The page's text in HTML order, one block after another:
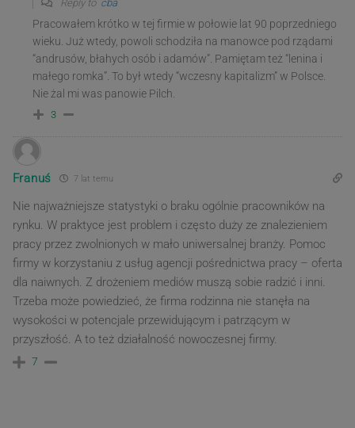
Reply to cba
Pracowałem krótko w tej firmie w połowie lat 90 poprzedniego
wieku. Już wtedy, powoli schodziła na manowce pod rządami
“andrusów, błahych osób i adamów”. Pamiętam też “lenina i
małego romka”. To był wtedy “wczesny kapitalizm” w Polsce.
Nie żal mi was panowie Pilch.
3
Franuś 7 lat temu
Nie najważniejsze statystyki o braku ogólnie pracowników na
rynku. W praktyce jest problem i często duży ze znalezieniem
pracy przez zwolnionych w mało uniwersalnej branży. Pomoc
firmy w korzystaniu z usług agencji pośrednictwa pracy – oferta
dla naiwnych. Z drożeniem mediów muszą sobie radzić i inni.
Trzeba może powiedzieć, że firma rodzinna nie stanęła na
wysokości w potencjale przewidującym i patrzącym w
przyszłość. A to też działalność nowoczesnej firmy.
7